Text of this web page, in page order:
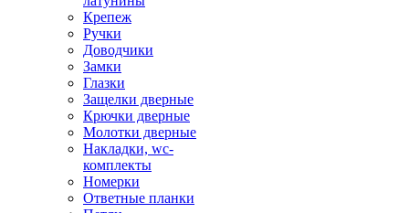
Крепеж
Ручки
Доводчики
Замки
Глазки
Защелки дверные
Крючки дверные
Молотки дверные
Накладки, wc-
комплекты
Номерки
Ответные планки